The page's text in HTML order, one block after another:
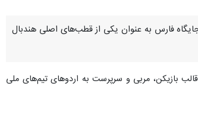
دیگر جایگاه فارس به عنوان یکی از قطب‌های اصلی هندبال
کرد: بر اساس اعلام فدراسیون هندبال، ۱۶ نماینده از استان فارس در قالب بازیکن، مربی و سرپرست به اردوهای تیم‌های ملی